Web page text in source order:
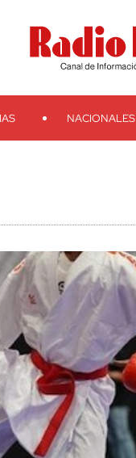
TelegramTeveo Ivoox RSS
NACIONALES